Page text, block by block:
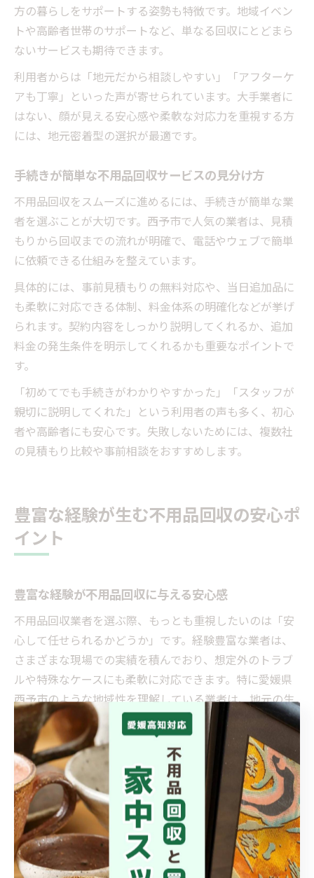
方の暮らしをサポートする姿勢も特徴です。地域イベン
トや高齢者世帯のサポートなど、単なる回収にとどまら
ないサービスも期待できます。
利用者からは「地元だから相談しやすい」「アフターケ
アも丁寧」といった声が寄せられています。大手業者に
はない、顔が見える安心感や柔軟な対応力を重視する方
には、地元密着型の選択が最適です。
手続きが簡単な不用品回収サービスの見分け方
不用品回収をスムーズに進めるには、手続きが簡単な業
者を選ぶことが大切です。西予市で人気の業者は、見積
もりから回収までの流れが明確で、電話やウェブで簡単
に依頼できる仕組みを整えています。
具体的には、事前見積もりの無料対応や、当日追加品に
も柔軟に対応できる体制、料金体系の明確化などが挙げ
られます。契約内容をしっかり説明してくれるか、追加
料金の発生条件を明示してくれるかも重要なポイントで
す。
「初めてでも手続きがわかりやすかった」「スタッフが
親切に説明してくれた」という利用者の声も多く、初心
者や高齢者にも安心です。失敗しないためには、複数社
の見積もり比較や事前相談をおすすめします。
豊富な経験が生む不用品回収の安心ポ
イント
豊富な経験が不用品回収に与える安心感
不用品回収業者を選ぶ際、もっとも重視したいのは「安
心して任せられるかどうか」です。経験豊富な業者は、
さまざまな現場での実績を積んでおり、想定外のトラブ
ルや特殊なケースにも柔軟に対応できます。特に愛媛県
西予市のような地域性を理解している業者は、地元の生
活パターンやゴミ出しルール、自治体回収との違いも熟
知しているため、スムーズな作業が可能です。
例えば、自治体回収では対応できない大型家具や家電、
引越しや遺品整理時の大量の不用品も、経験豊かな業者
なら適切に分別し、リサイクルや適正処分まで安心して
任せられます。失敗例として、経験の浅い業者に依頼し
た結果、処分方法の説明不足や追加料金トラブルが発生
したケースも報告されています。経験の多さは、こうし